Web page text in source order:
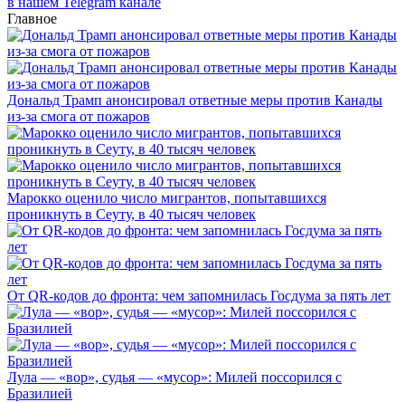
Главное
Дональд Трамп анонсировал ответные меры против Канады
из-за смога от пожаров
Марокко оценило число мигрантов, попытавшихся
проникнуть в Сеуту, в 40 тысяч человек
От QR-кодов до фронта: чем запомнилась Госдума за пять лет
Лула — «вор», судья — «мусор»: Милей поссорился с
Бразилией